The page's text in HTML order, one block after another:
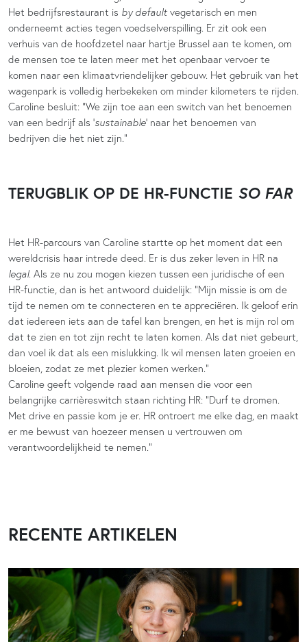
Het bedrijfsrestaurant is by default vegetarisch en men
onderneemt acties tegen voedselverspilling. Er zit ook een
verhuis van de hoofdzetel naar hartje Brussel aan te komen, om
de mensen toe te laten meer met het openbaar vervoer te
komen naar een klimaatvriendelijker gebouw. Het gebruik van het
wagenpark is volledig herbekeken om minder kilometers te rijden.
Caroline besluit: “We zijn toe aan een switch van het benoemen
van een bedrijf als ‘sustainable’ naar het benoemen van
bedrijven die het niet zijn.”
TERUGBLIK OP DE HR-FUNCTIE SO FAR
Het HR-parcours van Caroline startte op het moment dat een
wereldcrisis haar intrede deed. Er is dus zeker leven in HR na
legal. Als ze nu zou mogen kiezen tussen een juridische of een
HR-functie, dan is het antwoord duidelijk: “Mijn missie is om de
tijd te nemen om te connecteren en te appreciëren. Ik geloof erin
dat iedereen iets aan de tafel kan brengen, en het is mijn rol om
dat te zien en tot zijn recht te laten komen. Als dat niet gebeurt,
dan voel ik dat als een mislukking. Ik wil mensen laten groeien en
bloeien, zodat ze met plezier komen werken.”
Caroline geeft volgende raad aan mensen die voor een
belangrijke carrièreswitch staan richting HR: “Durf te dromen.
Met drive en passie kom je er. HR ontroert me elke dag, en maakt
er me bewust van hoezeer mensen u vertrouwen om
verantwoordelijkheid te nemen.”
RECENTE ARTIKELEN